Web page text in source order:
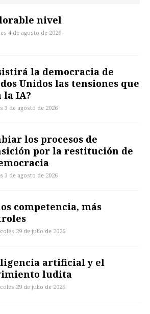
nivel
4 de agosto de 2026
la democracia de
Unidos las tensiones que
la IA?
3 de agosto de 2026
los procesos de
por la restitución de
3 de agosto de 2026
competencia, más
29 de julio de 2026
artificial y el
ludita
29 de julio de 2026